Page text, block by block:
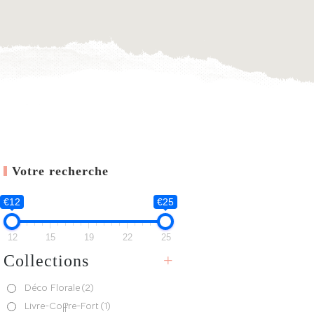
Votre recherche
€12 €25
12 15 19 22 25
Collections +
Déco Florale(2)
Livre-Coffre-Fort (1)